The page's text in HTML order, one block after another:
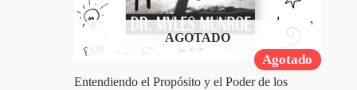
Agotado
AGOTADO
Entendiendo el Propósito y el Poder de los